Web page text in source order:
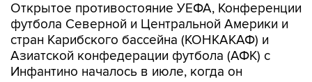
Открытое противостояние УЕФА, Конференции
футбола Северной и Центральной Америки и
стран Карибского бассейна (КОНКАКАФ) и
Азиатской конфедерации футбола (АФК) с
Инфантино началось в июле, когда он